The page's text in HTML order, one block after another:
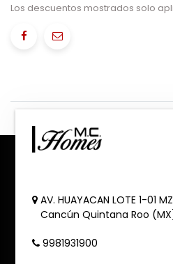
Los descuentos mostrados solo
AV. HUAYACAN LOTE 1-01
Cancún Quintana Roo
9981931900